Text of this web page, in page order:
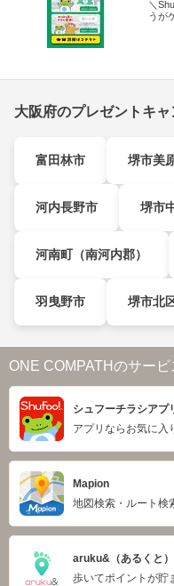
＼
うが
大阪府のプレゼントキ
富田林市 堺市美
河内長野市 堺市
河南町（南河内郡）
羽曳野市 堺市北
ONE COMPATHのサービ
シュフーチラシアプ
アプリならお気に入
Mapion
地図検索・ルート検
aruku&（あるくと）
歩いてポイントが貯